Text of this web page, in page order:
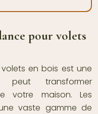
pour volets
en bois est une
peut transformer
votre maison. Les
vaste gamme de